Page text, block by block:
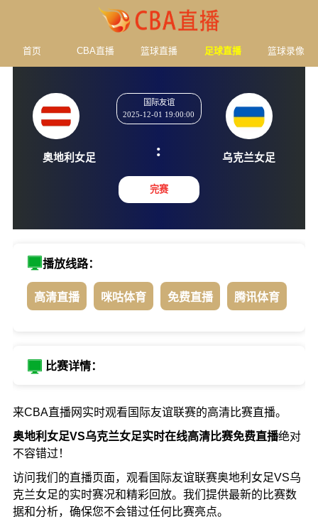
首页 CBA直播 篮球直播 足球直播 篮球录像
国际友谊
2025-12-01 19:00:00
:
完赛
播放线路：
高清直播 咪咕体育 免费直播 腾讯体育
比赛详情：
来CBA直播网实时观看国际友谊联赛的高清比赛直播。
奥地利女足VS乌克兰女足实时在线高清比赛免费直播绝对
不容错过！
访问我们的直播页面，观看国际友谊联赛奥地利女足VS乌
克兰女足的实时赛况和精彩回放。我们提供最新的比赛数
据和分析，确保您不会错过任何比赛亮点。